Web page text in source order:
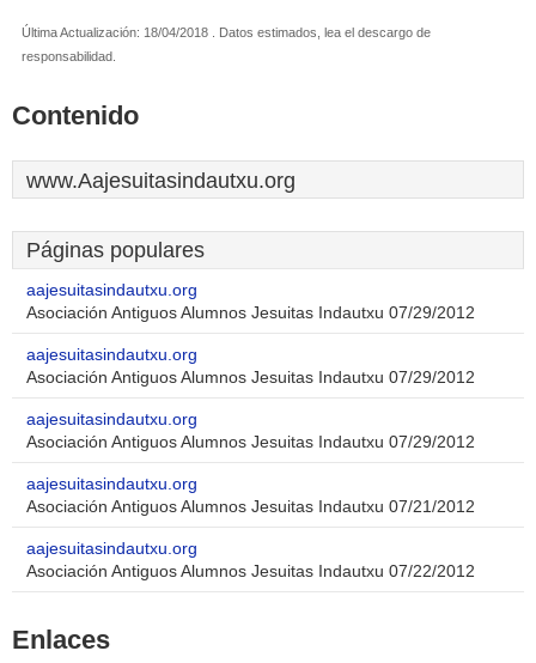
Última Actualización: 18/04/2018 . Datos estimados, lea el descargo de
responsabilidad.
Contenido
www.Aajesuitasindautxu.org
Páginas populares
aajesuitasindautxu.org
Asociación Antiguos Alumnos Jesuitas Indautxu 07/29/2012
aajesuitasindautxu.org
Asociación Antiguos Alumnos Jesuitas Indautxu 07/29/2012
aajesuitasindautxu.org
Asociación Antiguos Alumnos Jesuitas Indautxu 07/29/2012
aajesuitasindautxu.org
Asociación Antiguos Alumnos Jesuitas Indautxu 07/21/2012
aajesuitasindautxu.org
Asociación Antiguos Alumnos Jesuitas Indautxu 07/22/2012
Enlaces